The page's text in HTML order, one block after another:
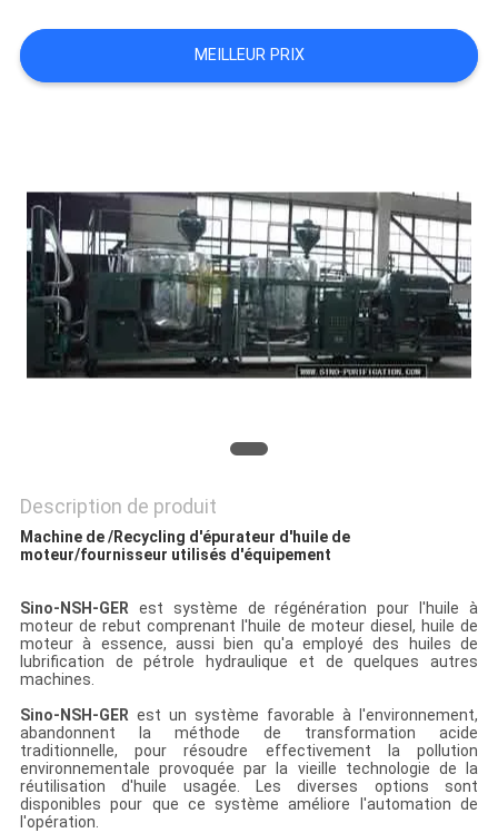
CITATION
PLAN
PRIVACY
POLICY
MEILLEUR PRIX
Description de produit
Machine de /Recycling d'épurateur d'huile de
moteur/fournisseur utilisés d'équipement
Sino-NSH-GERest système de régénération pour l'huile à
moteur de rebut comprenant l'huile de moteur diesel, huile de
moteur à essence, aussi bien qu'a employé des huiles de
lubrification de pétrole hydraulique et de quelques autres
machines.
Sino-NSH-GERest un système favorable à l'environnement,
abandonnent la méthode de transformation acide
traditionnelle, pour résoudre effectivement la pollution
environnementale provoquée par la vieille technologie de la
réutilisation d'huile usagée. Les diverses options sont
disponibles pour que ce système améliore l'automation de
l'opération.